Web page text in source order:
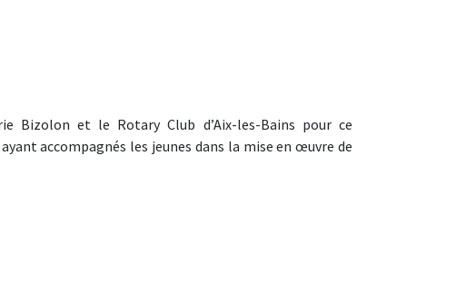
Bizolon et le Rotary Club d’Aix-les-Bains pour ce
accompagnés les jeunes dans la mise en œuvre de